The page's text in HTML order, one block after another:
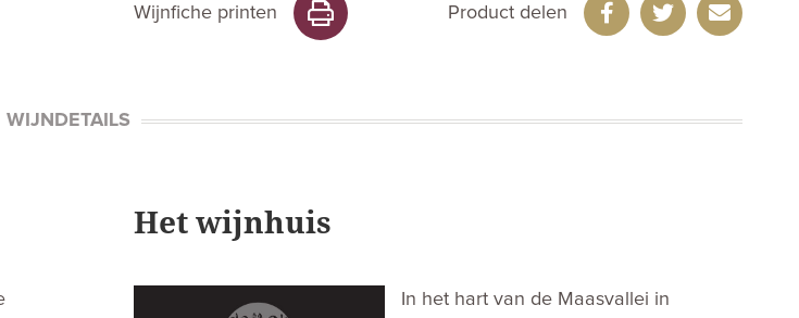
Wijnfiche printen Product delen
WIJNDETAILS
Het wijnhuis
In het hart van de Maasvallei in